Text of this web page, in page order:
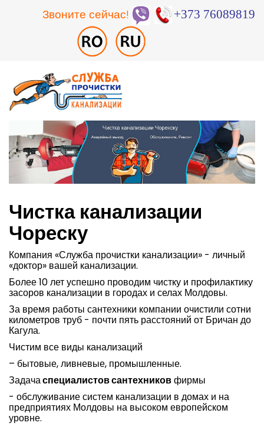
Звоните сейчас! +373 76089819
Чистка канализации
Чореску
Компания «Служба прочистки канализации» - личный
«доктор» вашей канализации.
Более 10 лет успешно проводим чистку и профилактику
засоров канализации в городах и селах Молдовы.
За время работы сантехники компании очистили сотни
километров труб - почти пять расстояний от Бричан до
Кагула.
Чистим все виды канализаций
– бытовые, ливневые, промышленные.
Задачаспециалистов сантехниковфирмы
- обслуживание систем канализации в домах и на
предприятиях Молдовы на высоком европейском
уровне.